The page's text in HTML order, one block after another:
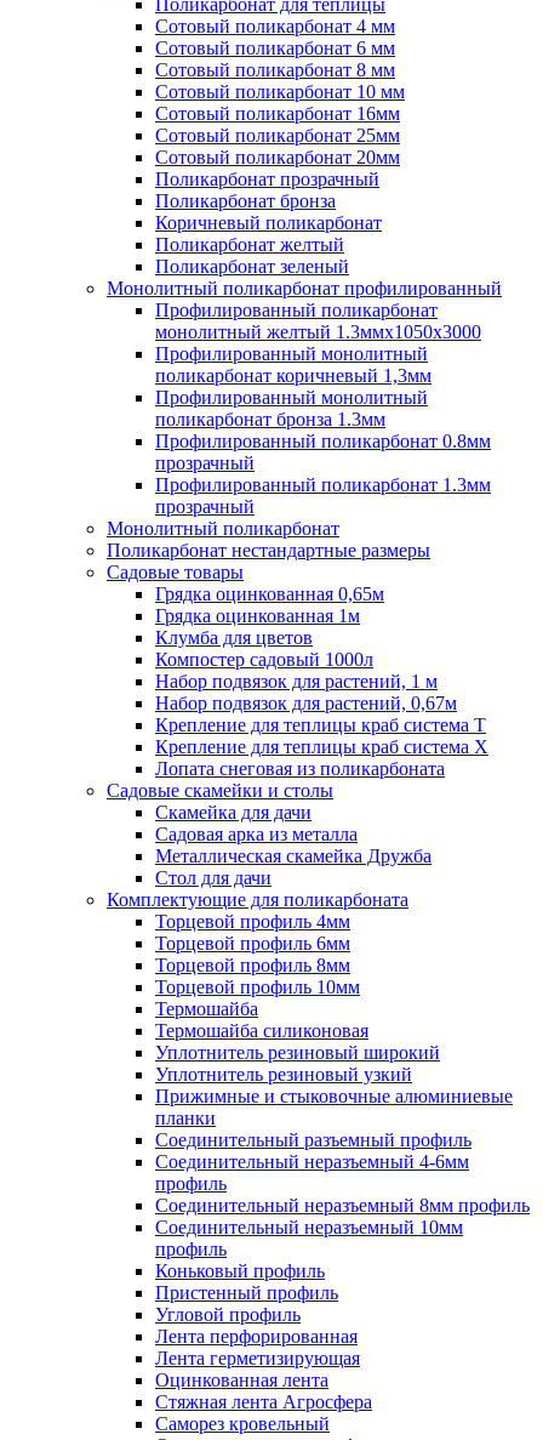
Сотовый поликарбонат 4 мм
Сотовый поликарбонат 6 мм
Сотовый поликарбонат 8 мм
Сотовый поликарбонат 10 мм
Сотовый поликарбонат 16мм
Сотовый поликарбонат 25мм
Сотовый поликарбонат 20мм
Поликарбонат прозрачный
Поликарбонат бронза
Коричневый поликарбонат
Поликарбонат желтый
Поликарбонат зеленый
Монолитный поликарбонат профилированный
Профилированный поликарбонат
монолитный желтый 1.3ммх1050х3000
Профилированный монолитный
поликарбонат коричневый 1,3мм
Профилированный монолитный
поликарбонат бронза 1.3мм
Профилированный поликарбонат 0.8мм
прозрачный
Профилированный поликарбонат 1.3мм
прозрачный
Монолитный поликарбонат
Поликарбонат нестандартные размеры
Садовые товары
Грядка оцинкованная 0,65м
Грядка оцинкованная 1м
Клумба для цветов
Компостер садовый 1000л
Набор подвязок для растений, 1 м
Набор подвязок для растений, 0,67м
Крепление для теплицы краб система Т
Крепление для теплицы краб система Х
Лопата снеговая из поликарбоната
Садовые скамейки и столы
Скамейка для дачи
Садовая арка из металла
Металлическая скамейка Дружба
Стол для дачи
Комплектующие для поликарбоната
Торцевой профиль 4мм
Торцевой профиль 6мм
Торцевой профиль 8мм
Торцевой профиль 10мм
Термошайба
Термошайба силиконовая
Уплотнитель резиновый широкий
Уплотнитель резиновый узкий
Прижимные и стыковочные алюминиевые
планки
Соединительный разъемный профиль
Соединительный неразъемный 4-6мм
профиль
Соединительный неразъемный 8мм профиль
Соединительный неразъемный 10мм
профиль
Коньковый профиль
Пристенный профиль
Угловой профиль
Лента перфорированная
Лента герметизирующая
Оцинкованная лента
Стяжная лента Агросфера
Саморез кровельный